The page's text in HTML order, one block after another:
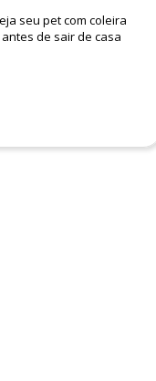
seu pet com coleira
de sair de casa